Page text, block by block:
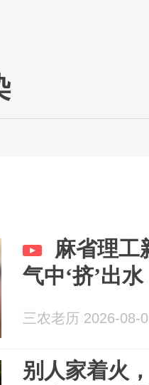
麻省理工
气中‘挤’出
三农老历 2026-08-
别人家着火